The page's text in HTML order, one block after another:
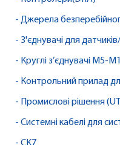
- Джерела
- З'єднувачі для
- Круглі з’єднувачі M5-
- Контрольний прилад
- Промислові рішення
- Системні кабелі для